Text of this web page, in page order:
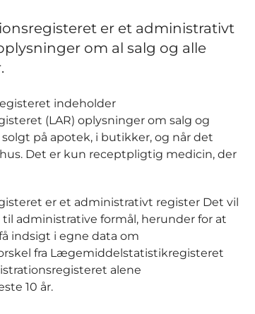
er et administrativt
om al salg og alle
indeholder
(LAR) oplysninger om salg og
på apotek, i butikker, og når det
Det er kun receptpligtig medicin, der
er et administrativt register Det vil
administrative formål, herunder for at
indsigt i egne data om
fra Lægemiddelstatistikregisteret
alene
10 år.